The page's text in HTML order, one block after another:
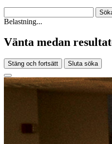
Belastning...
Vänta medan
Stäng och fortsätt Sluta söka